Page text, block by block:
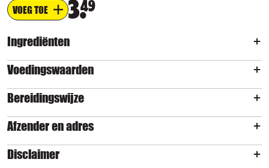
VOEG TOE 349
Ingrediënten
Voedingswaarden
Bereidingswijze
Afzender en adres
Disclaimer